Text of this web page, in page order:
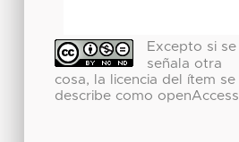
Excepto si se
señala otra
cosa, la licencia del ítem se
describe como openAccess